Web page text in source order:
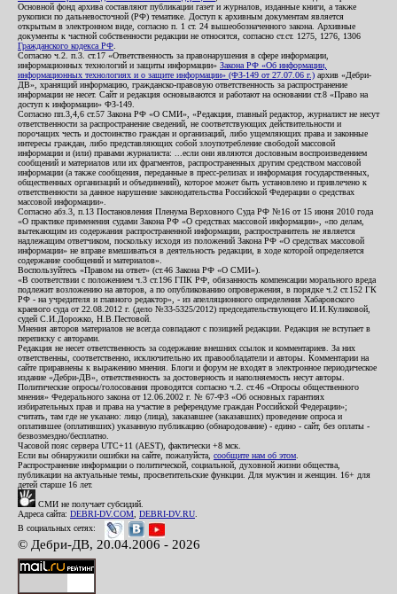
Основной фонд архива составляют публикации газет и журналов, изданные книги, а также
рукописи по дальневосточной (РФ) тематике. Доступ к архивным документам является
открытым в электронном виде, согласно п. 1 ст. 24 вышеобозначенного закона. Архивные
документы к частной собственности редакции не относятся, согласно ст.ст. 1275, 1276, 1306
Гражданского кодекса РФ
Согласно ч.2. п.3. ст.17 «Ответственность за правонарушения в сфере информации,
информационных технологий и защиты информации» Закона РФ «Об информации,
информационных технологиях и о защите информации» (ФЗ-149 от 27.07.06 г.) архив «Дебри-
ДВ», хранящий информацию, гражданско-правовую ответственность за распространение
информации не несет. Сайт и редакция основываются и работают на основании ст.8 «Право на
доступ к информации» ФЗ-149.
Согласно пп.3,4,6 ст.57 Закона РФ «О СМИ», «Редакция, главный редактор, журналист не несут
ответственности за распространение сведений, не соответствующих действительности и
порочащих честь и достоинство граждан и организаций, либо ущемляющих права и законные
интересы граждан, либо представляющих собой злоупотребление свободой массовой
информации и (или) правами журналиста: ...если они являются дословным воспроизведением
сообщений и материалов или их фрагментов, распространенных другим средством массовой
информации (а также сообщения, переданные в пресс-релизах и информация государственных,
общественных организаций и объединений), которое может быть установлено и привлечено к
ответственности за данное нарушение законодательства Российской Федерации о средствах
массовой информации».
Согласно абз.3, п.13 Постановления Пленума Верховного Суда РФ №16 от 15 июня 2010 года
«О практике применения судами Закона РФ «О средствах массовой информации», «по делам,
вытекающим из содержания распространенной информации, распространитель не является
надлежащим ответчиком, поскольку исходя из положений Закона РФ «О средствах массовой
информации» не вправе вмешиваться в деятельность редакции, в ходе которой определяется
содержание сообщений и материалов».
Воспользуйтесь «Правом на ответ» (ст.46 Закона РФ «О СМИ»).
«В соответствии с положением ч.3 ст.196 ГПК РФ, обязанность компенсации морального вреда
подлежит возложению на авторов, а по опубликованию опровержения, в порядке ч.2 ст.152 ГК
РФ - на учредителя и главного редактор», - из апелляционного определения Хабаровского
краевого суда от 22.08.2012 г. (дело №33-5325/2012) председательствующего И.И.Куликовой,
судей С.И.Дорожко, Н.В.Пестовой.
Мнения авторов материалов не всегда совпадают с позицией редакции. Редакция не вступает в
переписку с авторами.
Редакция не несет ответственность за содержание внешних ссылок и комментариев. За них
ответственны, соответственно, исключительно их правообладатели и авторы. Комментарии на
сайте приравнены к выражению мнения. Блоги и форум не входят в электронное периодическое
издание «Дебри-ДВ», ответственность за достоверность и наполняемость несут авторы.
Политические опросы/голосования проводятся согласно ч.2. ст.46 «Опросы общественного
мнения» Федерального закона от 12.06.2002 г. № 67-ФЗ «Об основных гарантиях
избирательных прав и права на участие в референдуме граждан Российской Федерации»;
считать, там где не указано: лицо (лица), заказавшее (заказавших) проведение опроса и
оплатившее (оплативших) указанную публикацию (обнародование) - едино - сайт, без оплаты -
безвозмездно/бесплатно.
Часовой пояс сервера UTC+11 (AEST), фактически +8 мск.
Если вы обнаружили ошибки на сайте, пожалуйста, сообщите нам об этом
Распространение информации о политической, социальной, духовной жизни общества,
публикации на актуальные темы, просветительские функции. Для мужчин и женщин. 16+ для
детей старше 16 лет.
СМИ не получает субсидий.
Адреса сайта: DEBRI-DV.COM DEBRI-DV.RU
В социальных сетях:
© Дебри-ДВ, 20.04.2006 - 2026